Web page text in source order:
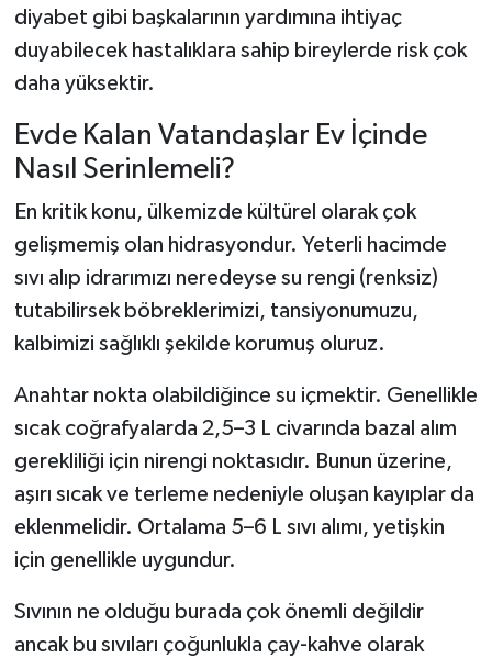
diyabet gibi başkalarının yardımına ihtiyaç
duyabilecek hastalıklara sahip bireylerde risk çok
daha yüksektir.
Evde Kalan Vatandaşlar Ev İçinde
Nasıl Serinlemeli?
En kritik konu, ülkemizde kültürel olarak çok
gelişmemiş olan hidrasyondur. Yeterli hacimde
sıvı alıp idrarımızı neredeyse su rengi (renksiz)
tutabilirsek böbreklerimizi, tansiyonumuzu,
kalbimizi sağlıklı şekilde korumuş oluruz.
Anahtar nokta olabildiğince su içmektir. Genellikle
sıcak coğrafyalarda 2,5–3 L civarında bazal alım
gerekliliği için nirengi noktasıdır. Bunun üzerine,
aşırı sıcak ve terleme nedeniyle oluşan kayıplar da
eklenmelidir. Ortalama 5–6 L sıvı alımı, yetişkin
için genellikle uygundur.
Sıvının ne olduğu burada çok önemli değildir
ancak bu sıvıları çoğunlukla çay-kahve olarak